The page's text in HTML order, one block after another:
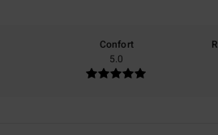
Confort
5.0